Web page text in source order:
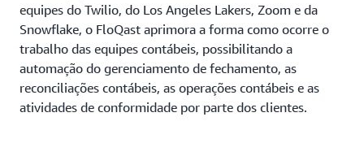
equipes do Twilio, do Los Angeles Lakers, Zoom e da
Snowflake, o FloQast aprimora a forma como ocorre o
trabalho das equipes contábeis, possibilitando a
automação do gerenciamento de fechamento, as
reconciliações contábeis, as operações contábeis e as
atividades de conformidade por parte dos clientes.